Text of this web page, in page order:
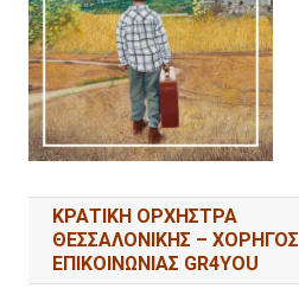
ΚΡΑΤΙΚΗ ΟΡΧΗΣΤΡΑ
ΘΕΣΣΑΛΟΝΙΚΗΣ – ΧΟΡΗΓΟΣ
ΕΠΙΚΟΙΝΩΝΙΑΣ GR4YOU